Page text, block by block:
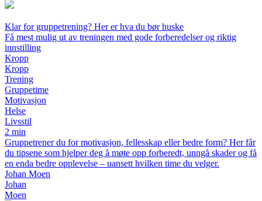
Klar for gruppetrening? Her er hva du bør huske
Få mest mulig ut av treningen med gode forberedelser og riktig
innstilling
Kropp
Kropp
Trening
Gruppetime
Motivasjon
Helse
Livsstil
2 min
Gruppetrener du for motivasjon, fellesskap eller bedre form? Her får
du tipsene som hjelper deg å møte opp forberedt, unngå skader og få
en enda bedre opplevelse – uansett hvilken time du velger.
Johan Moen
Johan
Moen